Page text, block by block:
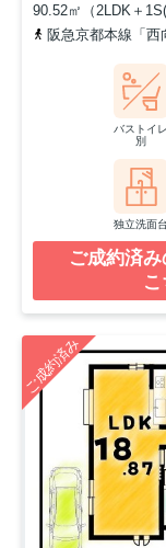
90.52㎡（2LDK＋1S(
阪急京都本線「西
バストイレ
別
独立洗面台
ご成約済
ご成約済み